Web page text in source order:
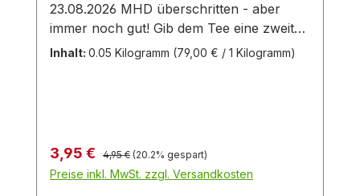
23.08.2026 MHD überschritten - aber
immer noch gut! Gib dem Tee eine zweite
Chance 🥰 Bio-Kräuter-
besonders genussvolle Weise ausklingen.
Die ayurvedische Bio-Kräuter-
Gewürzteemischung „Genieß den Abend“
Inhalt: 0.05 Kilogramm (79,00 € / 1 Kilogramm)
Verkaufspreis:
3,95 € Regulärer Preis:
4,95 € (20.2% gespart)
Preise inkl. MwSt. zzgl. Versandkosten